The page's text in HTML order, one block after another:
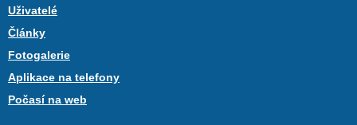
Uživatelé
Články
Fotogalerie
Aplikace na telefony
Počasí na web